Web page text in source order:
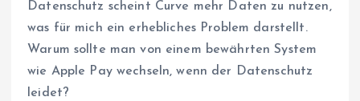
Datenschutz scheint Curve mehr Daten zu nutzen,
was für mich ein erhebliches Problem darstellt.
Warum sollte man von einem bewährten System
wie Apple Pay wechseln, wenn der Datenschutz
leidet?